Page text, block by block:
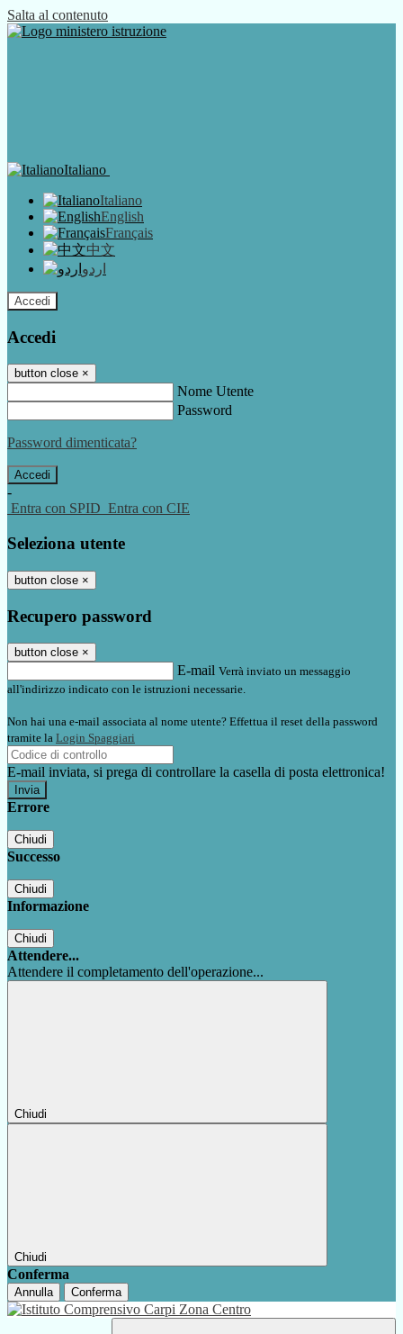
Salta al contenuto
Italiano
Italiano
English
Français
中文
اردو
Accedi
Accedi
button close ×
Nome Utente
Password
Password dimenticata?
-
Entra con SPID Entra con CIE
Seleziona utente
button close ×
Recupero password
button close ×
E-mail Verrà inviato un messaggio
all'indirizzo indicato con le istruzioni necessarie.
Non hai una e-mail associata al nome utente? Effettua il reset della password
tramite la Login Spaggiari
E-mail inviata, si prega di controllare la casella di posta elettronica!
Errore
Chiudi
Successo
Chiudi
Informazione
Chiudi
Attendere...
Attendere il completamento dell'operazione...
Chiudi
Chiudi
Conferma
Annulla Conferma